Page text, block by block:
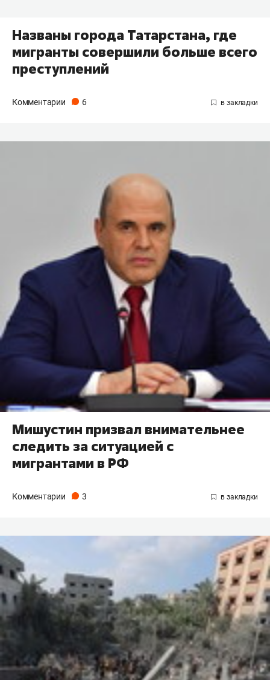
Названы города Татарстана, где
мигранты совершили больше всего
преступлений
Комментарии 6
Мишустин призвал внимательнее
следить за ситуацией с
мигрантами в РФ
Комментарии 3